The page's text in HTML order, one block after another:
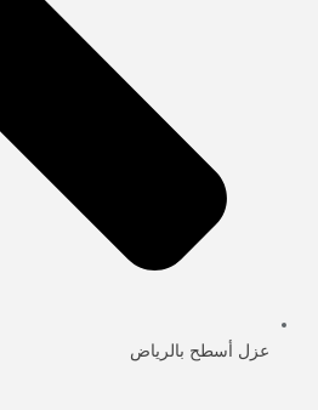
عزل أسطح بالرياض